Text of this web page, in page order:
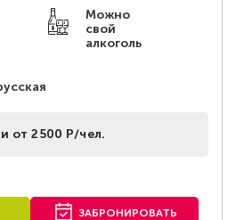
Можно
свой
алкоголь
от 2500 Р/чел.
ЗАБРОНИРОВАТЬ